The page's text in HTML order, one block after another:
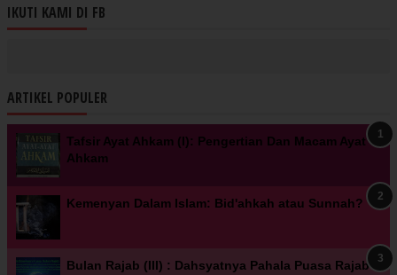
IKUTI KAMI DI FB
ARTIKEL POPULER
Tafsir Ayat Ahkam (I): Pengertian Dan Macam Ayat
Ahkam
Kemenyan Dalam Islam: Bid'ahkah atau Sunnah?
Bulan Rajab (III) : Dahsyatnya Pahala Puasa Rajab